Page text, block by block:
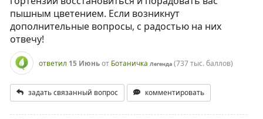
пышным цветением. Если возникнут
дополнительные вопросы, с радостью на них
отвечу!
ответил 15 Июньот Ботаничка Легенда (737 тыс.баллов)
задать связанный вопрос комментировать